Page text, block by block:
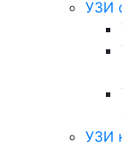
УЗИ
УЗИ